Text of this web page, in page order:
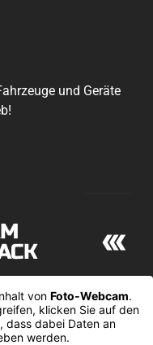
und Geräte
von Foto-Webcam.
klicken Sie auf den
dass dabei Daten an
werden.